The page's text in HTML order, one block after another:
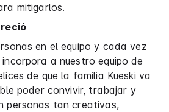
mitigarlos.
en el equipo y cada vez
a nuestro equipo de
de que la familia Kueski va
poder convivir, trabajar y
personas tan creativas,